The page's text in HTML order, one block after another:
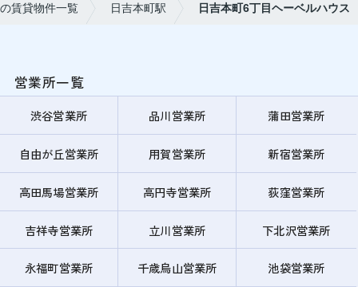
賃貸物件一覧 日吉本町駅 日吉本町6丁目ヘーベルハウス
営業所一覧
渋谷営業所 品川営業所 蒲田営業所
自由が丘営業所 用賀営業所 新宿営業所
高田馬場営業所 高円寺営業所 荻窪営業所
吉祥寺営業所 立川営業所 下北沢営業所
永福町営業所 千歳烏山営業所 池袋営業所